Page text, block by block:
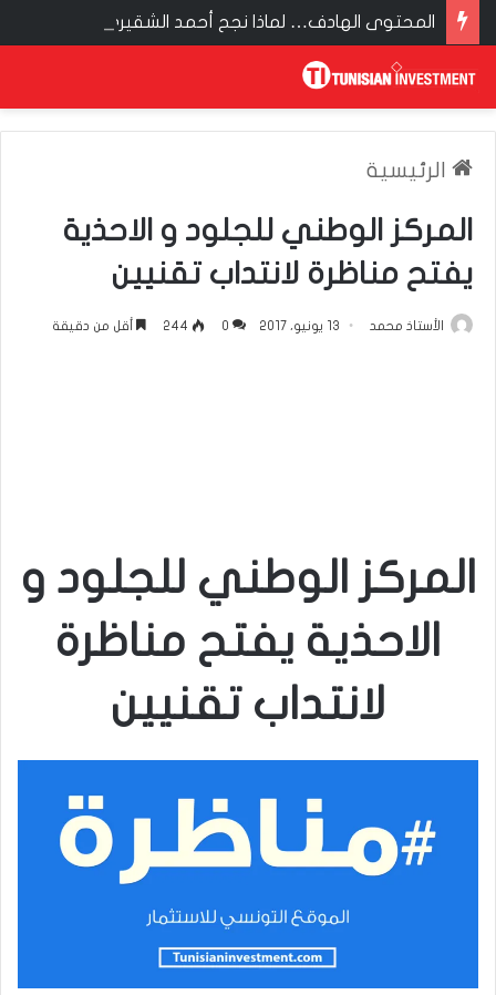
الرئيسية
المركز الوطني للجلود و الاحذية
يفتح مناظرة لانتداب تقنيين
الأستاذ محمد 13 يونيو، 2017 0
244 أقل من دقيقة
المركز الوطني للجلود و
الاحذية يفتح مناظرة
لانتداب تقنيين